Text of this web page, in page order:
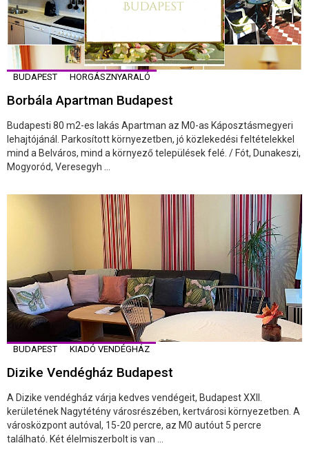
BUDAPEST HORGÁSZNYARALÓ
Borbála Apartman Budapest
Budapesti 80 m2-es lakás Apartman az M0-as Káposztásmegyeri
lehajtójánál. Parkosított környezetben, jó közlekedési feltételekkel
mind a Belváros, mind a környező települések felé. / Fót, Dunakeszi,
Mogyoród, Veresegyh ...
BUDAPEST KIADÓ VENDÉGHÁZ
Dizike Vendégház Budapest
A Dizike vendégház várja kedves vendégeit, Budapest XXII.
kerületének Nagytétény városrészében, kertvárosi környezetben. A
városközpont autóval, 15-20 percre, az M0 autóut 5 percre
található. Két élelmiszerbolt is van ...